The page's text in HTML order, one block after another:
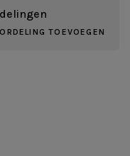
TOEVOEGEN